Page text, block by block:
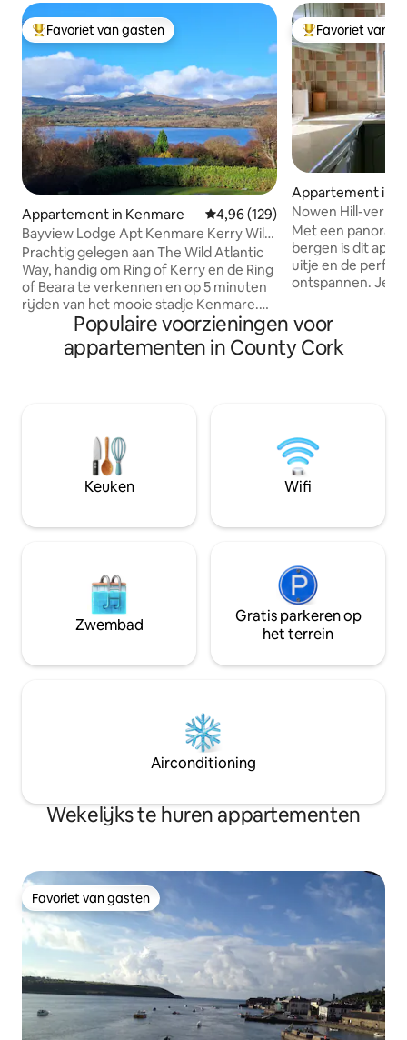
Topfavoriet van gasten
Favoriet van gasten
Appartement in Kenmare Gemiddelde beoordeling van
4,96 (129)
Bayview Lodge Apt Kenmare Kerry Wild
Atlantic Way
Prachtig gelegen aan The Wild Atlantic
Way, handig om Ring of Kerry en de Ring
of Beara te verkennen en op 5 minuten
rijden van het mooie stadje Kenmare.
Bayview Lodge ligt op een verhoogde
site met een spectaculair
ononderbroken uitzicht over Kenmare
genieten van een prachtig uitzicht op
het prachtige uitzicht op het prachtige
uitzicht op het grote Het appartement
ligt op een prachtige landweg, perfect
Topfavoriet van
Favoriet van
Appartement in
ay
Nowen Hill-
Met een
bergen is dit
uitje en de
ontspannen. Je
centraal in veel
waaronder
minuten rijden
diegenen die
maar het vuur en
perfect voor
willen
Populaire voorzieningen voor
appartementen in County Cork
Keuken Wifi
Zwembad
Gratis parkeren op
het terrein
Airconditioning
Wekelijks te huren appartementen
Favoriet van gasten
Favoriet van gasten